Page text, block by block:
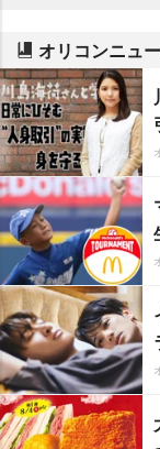
オリコンニュ